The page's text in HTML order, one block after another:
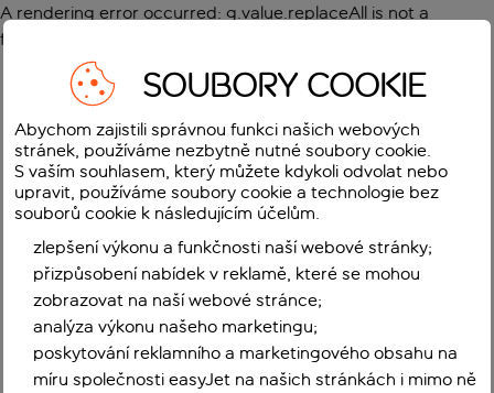
A rendering error occurred: g.value.replaceAll is not a
function
SOUBORY COOKIE
Abychom zajistili správnou funkci našich webových
stránek, používáme nezbytně nutné soubory cookie.
S vaším souhlasem, který můžete kdykoli odvolat nebo
upravit, používáme soubory cookie a technologie bez
souborů cookie k následujícím účelům.
zlepšení výkonu a funkčnosti naší webové stránky;
přizpůsobení nabídek v reklamě, které se mohou
zobrazovat na naší webové stránce;
analýza výkonu našeho marketingu;
poskytování reklamního a marketingového obsahu na
míru společnosti easyJet na našich stránkách i mimo ně